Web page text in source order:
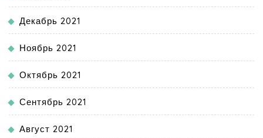
Декабрь 2021
Ноябрь 2021
Октябрь 2021
Сентябрь 2021
Август 2021